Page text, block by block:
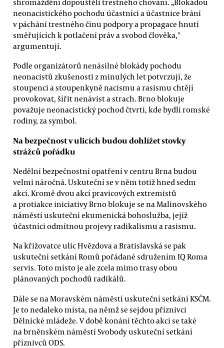
neonacistického pochodu účastníci a účastnice brání
v páchání trestného činu podpory a propagace hnutí
směřujících k potlačení práv a svobod člověka,"
argumentují.
Podle organizátorů nenásilné blokády pochodu
neonacistů zkušenosti z minulých let potvrzují, že
stoupenci a stoupenkyně nacismu a rasismu chtějí
provokovat, šířit nenávist a strach. Brno blokuje
považuje neonacistický pochod čtvrtí, kde bydlí romské
rodiny, za symbol.
Na bezpečnost v ulicích budou dohlížet stovky
strážců pořádku
Nedělní bezpečnostní opatření v centru Brna budou
velmi náročná. Uskuteční se v něm totiž hned sedm
akcí. Kromě dvou akcí pravicových extremistů
a protiakce iniciativy Brno blokuje se na Malinovského
náměstí uskuteční ekumenická bohoslužba, jejíž
účastníci odmítnou projevy radikalismu a rasismu.
Na křižovatce ulic Hvězdova a Bratislavská se pak
uskuteční setkání Romů pořádané sdružením IQ Roma
servis. Toto místo je ale zcela mimo trasy obou
plánovaných pochodů radikálů.
Dále se na Moravském náměstí uskuteční setkání KSČM.
Je to nedaleko místa, na němž se sejdou příznivci
Dělnické mládeže. V době konání těchto akcí se také
na brněnském náměstí Svobody uskuteční setkání
příznivců ODS.